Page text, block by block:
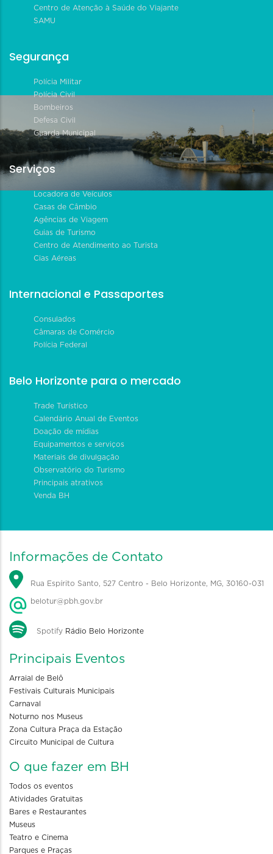
Centro de Atenção à Saúde do Viajante
SAMU
Segurança
Polícia Militar
Polícia Civil
Bombeiros
Defesa Civil
Guarda Municipal
Serviços
Locadora de Veículos
Casas de Câmbio
Agências de Viagem
Guias de Turismo
Centro de Atendimento ao Turista
Cias Aéreas
Internacional e Passaportes
Consulados
Câmaras de Comércio
Polícia Federal
Belo Horizonte para o mercado
Trade Turístico
Calendário Anual de Eventos
Doação de mídias
Equipamentos e serviços
Materiais de divulgação
Observatório do Turismo
Principais atrativos
Venda BH
Informações de Contato
Rua Espírito Santo, 527 Centro - Belo Horizonte, MG, 30160-031
belotur@pbh.gov.br
Spotify Rádio Belo Horizonte
Principais Eventos
Arraial de Belô
Festivais Culturais Municipais
Carnaval
Noturno nos Museus
Zona Cultura Praça da Estação
Circuito Municipal de Cultura
O que fazer em BH
Todos os eventos
Atividades Gratuitas
Bares e Restaurantes
Museus
Teatro e Cinema
Parques e Praças